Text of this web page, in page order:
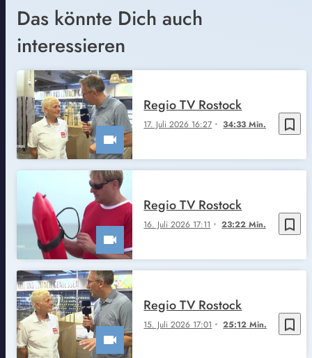
Das könnte Dich auch
interessieren
bookmark_border
17. Juli 2026 16:27 34:33 Min.
Regio TV Rostock
bookmark_border
16. Juli 2026 17:11 23:22 Min.
Regio TV Rostock
bookmark_border
15. Juli 2026 17:01 25:12 Min.
Regio TV Rostock